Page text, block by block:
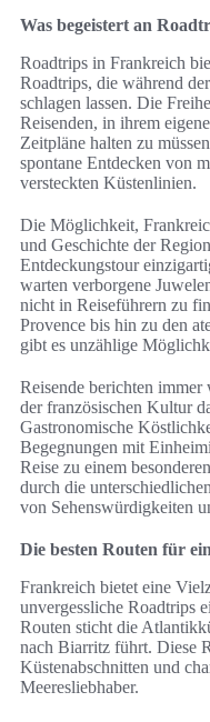
Was begeistert an
Roadtrips in Frankreich
Roadtrips, die während
schlagen lassen. Die
Reisenden, in ihrem
Zeitpläne halten zu
spontane Entdecken von
versteckten Küstenlinien.
Die Möglichkeit,
und Geschichte der
Entdeckungstour
warten verborgene
nicht in Reiseführern zu
Provence bis hin zu den
gibt es unzählige
Reisende berichten
der französischen Kultur
Gastronomische
Begegnungen mit
Reise zu einem
durch die
von Sehenswürdigkeiten
Die besten Routen für
Frankreich bietet eine
unvergessliche Roadtrips
Routen sticht die
nach Biarritz führt. Diese
Küstenabschnitten und
Meeresliebhaber.